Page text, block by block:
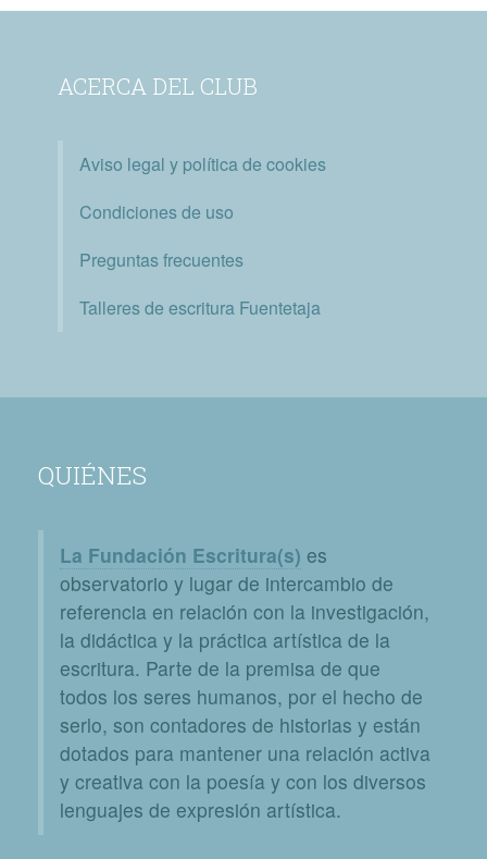
ACERCA DEL CLUB
Aviso legal y política de cookies
Condiciones de uso
Preguntas frecuentes
Talleres de escritura Fuentetaja
QUIÉNES
La Fundación Escritura(s) es
observatorio y lugar de intercambio de
referencia en relación con la investigación,
la didáctica y la práctica artística de la
escritura. Parte de la premisa de que
todos los seres humanos, por el hecho de
serlo, son contadores de historias y están
dotados para mantener una relación activa
y creativa con la poesía y con los diversos
lenguajes de expresión artística.